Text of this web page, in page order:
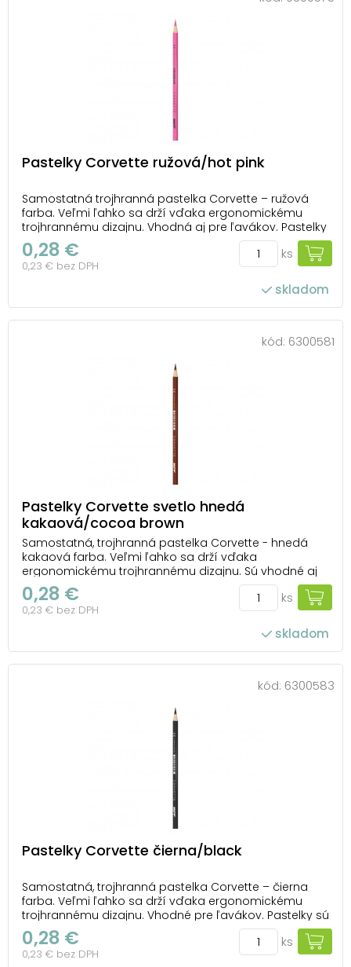
Pastelky Corvette ružová/hot pink
Samostatná trojhranná pastelka Corvette – ružová
farba. Veľmi ľahko sa drží vďaka ergonomickému
trojhrannému dizajnu. Vhodná aj pre ľavákov. Pastelky
sú zdravotne nezávadné, extra nelámavé s výraznými
farbami a jednoduchým strúhaním. UPOZORNENIE:
Nevhodné pre deti do 3 rokov. Nebezpečens...
0,28 €
0,23 € bez DPH
ks
skladom
kód: 6300581
Pastelky Corvette svetlo hnedá
kakaová/cocoa brown
Samostatná, trojhranná pastelka Corvette - hnedá
kakaová farba. Veľmi ľahko sa drží vďaka
ergonomickému trojhrannému dizajnu. Sú vhodné aj
pre ľavákov. Pastelky sú zdravotne nezávadné, extra
nelámavé s výraznými farbami a jednoduchým
strúhaním. UPOZORNENIE: Nevhodné pre deti do 3
0,28 €
0,23 € bez DPH
ks
skladom
kód: 6300583
Pastelky Corvette čierna/black
Samostatná, trojhranná pastelka Corvette – čierna
farba. Veľmi ľahko sa drží vďaka ergonomickému
trojhrannému dizajnu. Vhodné pre ľavákov. Pastelky sú
zdravotne nezávadné, extra nelámavé s výraznými
farbami a ľahko sa vymazávajú. VAROVANIE: Nevhodné
pre deti do 3 rokov. Hrozí riziko udusen...
0,28 €
0,23 € bez DPH
ks